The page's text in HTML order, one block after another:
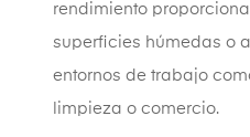
rendimiento
superficies húmedas o
entornos de trabajo
limpieza o comercio.